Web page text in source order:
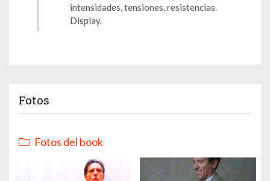
intensidades, tensiones, resistencias.
Display.
Fotos
Fotos del book